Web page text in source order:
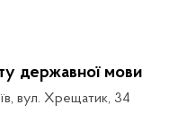
державної мови
вул. Хрещатик, 34